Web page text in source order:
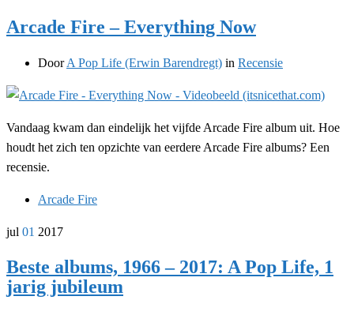
Arcade Fire – Everything Now
DoorA Pop Life (Erwin Barendregt) in Recensie
Vandaag kwam dan eindelijk het vijfde Arcade Fire album uit. Hoe
houdt het zich ten opzichte van eerdere Arcade Fire albums? Een
recensie.
Arcade Fire
jul 01 2017
Beste albums, 1966 – 2017: A Pop Life, 1
jarig jubileum